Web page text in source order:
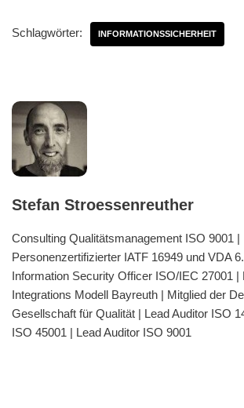
Schlagwörter: INFORMATIONSSICHERHEIT
Stefan Stroessenreuther
Consulting Qualitätsmanagement ISO 9001 |
Personenzertifizierter IATF 16949 und VDA
Information Security Officer ISO/IEC 27001 |
Integrations Modell Bayreuth | Mitglied der
Gesellschaft für Qualität | Lead Auditor ISO
ISO 45001 | Lead Auditor ISO 9001